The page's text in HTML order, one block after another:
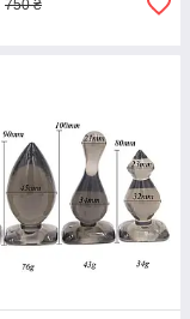
750 ₴